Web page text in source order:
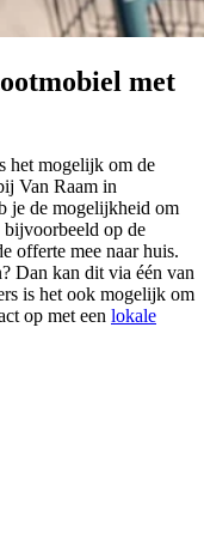
met
het mogelijk om de
Van Raam in
je de mogelijkheid om
bijvoorbeeld op de
offerte mee naar huis.
Dan kan dit via één van
is het ook mogelijk om
op met een lokale